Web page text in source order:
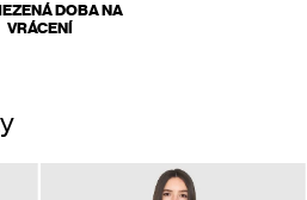
DOBA NA
VRÁCENÍ